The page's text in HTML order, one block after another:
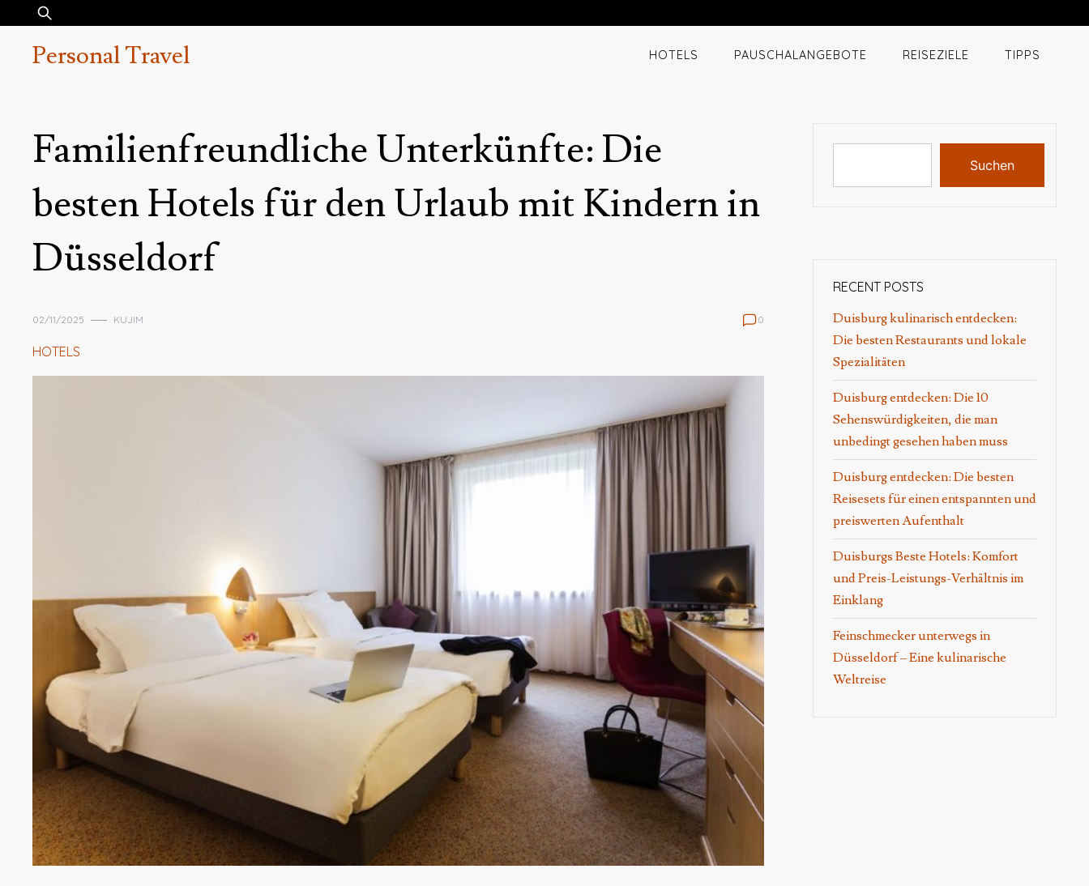
content
Suchen
Personal Travel HOTELS PAUSCHALANGEBOTE REISEZIELE TIPPS
Familienfreundliche Unterkünfte: Die
besten Hotels für den Urlaub mit Kindern in
Düsseldorf
02/11/2025 KUJIM 0
HOTELS
Suchen
RECENT POSTS
Duisburg kulinarisch entdecken:
Die besten Restaurants und lokale
Spezialitäten
Duisburg entdecken: Die 10
Sehenswürdigkeiten, die man
unbedingt gesehen haben muss
Duisburg entdecken: Die besten
Reisesets für einen entspannten und
preiswerten Aufenthalt
Duisburgs Beste Hotels: Komfort
und Preis-Leistungs-Verhältnis im
Einklang
Feinschmecker unterwegs in
Düsseldorf – Eine kulinarische
Weltreise